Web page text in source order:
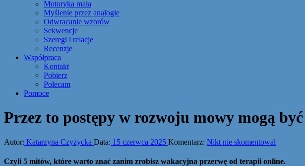
Motoryka mała
Myślenie przez analogie
Odwracanie wzorów
Sekwencje
Szeregi i relacje
Recenzje
Współpraca
Kontakt
Pobierz
Polecam
Pomoce
Przez to postępy w rozwoju mowy mogą
Autor: Katarzyna Czyżycka Data: 15 czerwca 2025 Komentarz: Nikt nie skomentował
Czyli 5 mitów, które warto znać zanim zrobisz wakacyjna przerwę od terapii online.